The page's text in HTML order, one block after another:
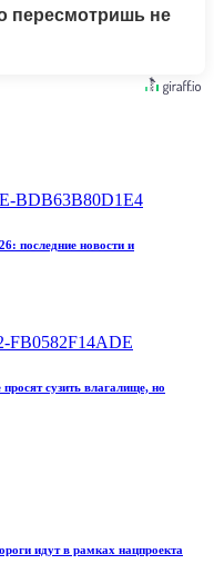
пересмотришь не
последние новости и
сузить влагалище, но
идут в рамках нацпроекта